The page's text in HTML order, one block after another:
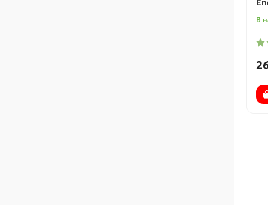
В